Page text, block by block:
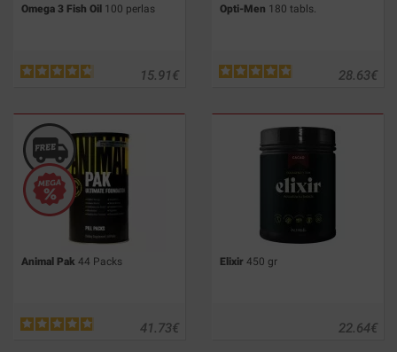
Omega 3 Fish Oil 100 perlas
€
15.91
Opti-Men 180 tabls.
€
28.63
Animal Pak 44 Packs
€
41.73
Elixir 450 gr
€
22.64